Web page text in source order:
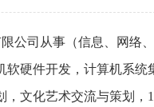
公司从事（信息、网络
软硬件开发，计算机系
，文化艺术交流与策划，